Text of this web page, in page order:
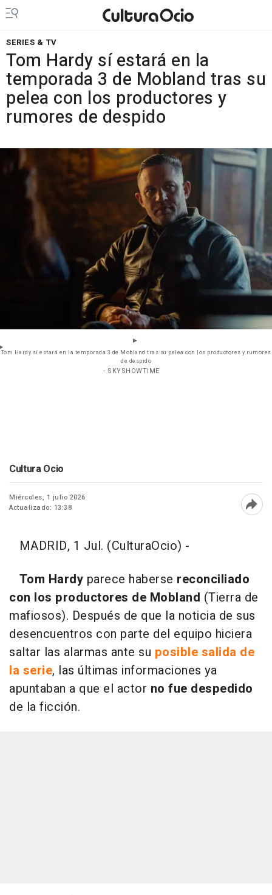
SERIES & TV
Tom Hardy sí estará en la
temporada 3 de Mobland tras su
pelea con los productores y
rumores de despido
Tom Hardy sí estará en la temporada 3 de Mobland tras su pelea con los productores y rumores
de despido
- SKYSHOWTIME
Cultura Ocio
Miércoles, 1 julio 2026
Actualizado: 13:38
MADRID, 1 Jul. (CulturaOcio) -
Tom Hardy parece haberse reconciliado
con los productores de Mobland (Tierra de
mafiosos). Después de que la noticia de sus
desencuentros con parte del equipo hiciera
saltar las alarmas ante su posible salida de
la serie, las últimas informaciones ya
apuntaban a que el actor no fue despedido
de la ficción.